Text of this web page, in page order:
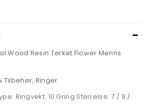
Wood Resin Tørket Flower Menns
Tilbehør, Ringer
Ringvekt: 10 Gring Størrelse: 7 / 8 /